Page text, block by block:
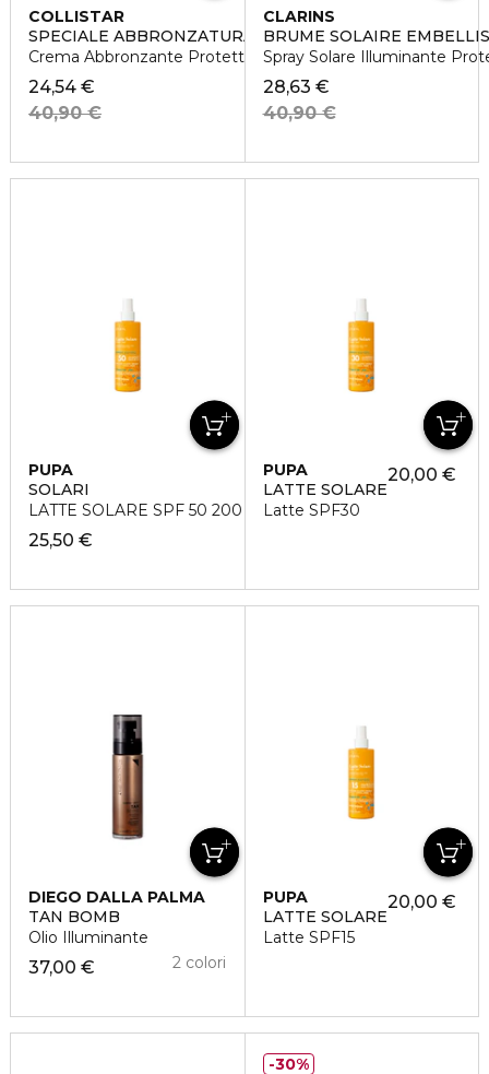
COLLISTAR
SPECIALE ABBRONZATURA PERFETTA
Crema Abbronzante Protettiva SPF15
24,54 €
40,90 €
CLARINS
BRUME SOLAIRE
Spray Solare Illuminante
28,63 €
40,90 €
PUPA
SOLARI
LATTE SOLARE SPF 50 200 ML
25,50 €
PUPA
LATTE SOLARE
Latte SPF30
20,00 €
DIEGO DALLA PALMA
TAN BOMB
Olio Illuminante
37,00 € 2 colori
PUPA
LATTE SOLARE
Latte SPF15
20,00 €
30%